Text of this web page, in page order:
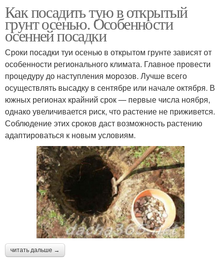
Как посадить тую в открытый
грунт осенью. Особенности
осенней посадки
Сроки посадки туи осенью в открытом грунте зависят от
особенности регионального климата. Главное провести
процедуру до наступления морозов. Лучше всего
осуществлять высадку в сентябре или начале октября. В
южных регионах крайний срок — первые числа ноября,
однако увеличивается риск, что растение не приживется.
Соблюдение этих сроков даст возможность растению
адаптироваться к новым условиям.
читать дальше →